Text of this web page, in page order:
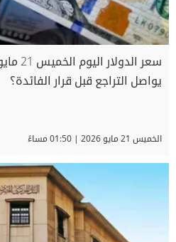
يواصل التراجع قبل قرار الفائدة؟
الخميس 21 مايو 2026 | 01:50 مساءً